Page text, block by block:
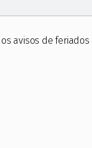
avisos de feriados